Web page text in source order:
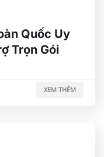
Quốc Uy
Trọn Gói
XEM THÊM